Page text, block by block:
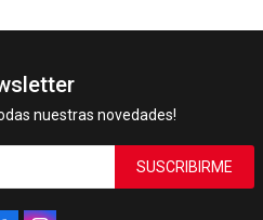
nuestras novedades!
SUSCRIBIRME